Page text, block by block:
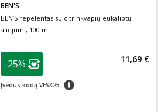
BEN'S
BEN‘S repelentas su citrinkvapių eukaliptų
aliejumi, 100 ml
patarimas
Lojalumo klubo narių nuolaida
-25%
Įvedus kodą VESK25 patarimas
11,69 €